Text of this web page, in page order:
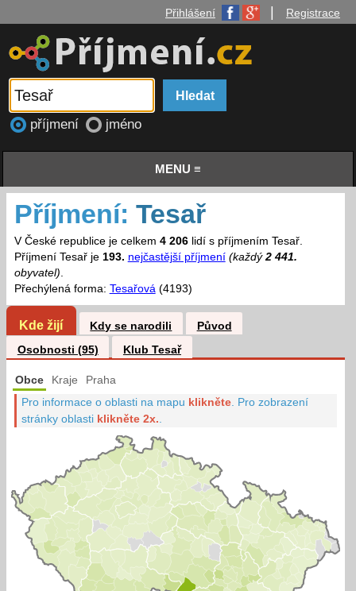
Přihlášení Registrace
příjmení jméno
MENU ≡
Příjmení: Tesař
V České republice je celkem 4 206lidí s příjmením Tesař.
Příjmení Tesař je 193. nejčastější příjmení (každý2 441.
obyvatel).
Přechýlená forma: Tesařová(4193)
Kde žijí Kdy se narodili
Původ
Osobnosti (95)
Klub Tesař
Obce Kraje Praha
Pro informace o oblasti na mapu klikněte Pro zobrazení
stránky oblasti klikněte 2x.